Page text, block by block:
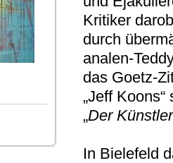
Kritiker
durch
analen-
das Goetz-
„Jeff
„Der
In Bielefeld